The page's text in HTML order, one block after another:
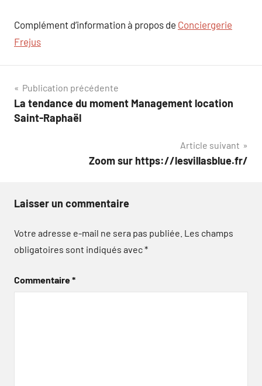
Complément d’information à propos de Conciergerie
Frejus
Navigation
de
Publication précédente
La tendance du moment Management location
Saint-Raphaël
Article suivant
Zoom sur https://lesvillasblue.fr/
Laisser un commentaire
Votre adresse e-mail ne sera pas publiée. Les champs
obligatoires sont indiqués avec*
Commentaire*